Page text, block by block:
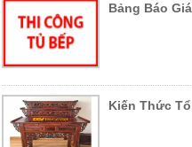
Bảng Báo
Kiến Thức